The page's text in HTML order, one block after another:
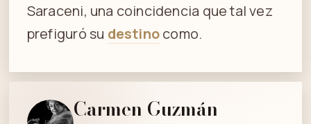
Saraceni, una coincidencia que tal vez
prefiguró su destinocomo.
Carmen Guzmán